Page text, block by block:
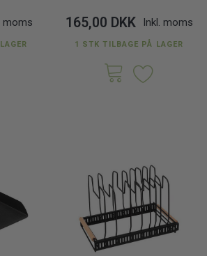
moms 165,00 DKK Inkl. moms
1 STK TILBAGE PÅ LAGER